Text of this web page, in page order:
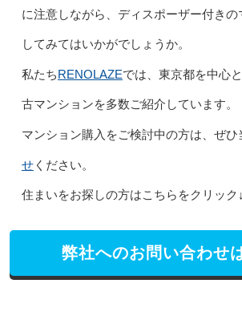
に注意しながら、ディスポーザー付き
してみてはいかがでしょうか。
私たちRENOLAZEでは、東京都を中心
古マンションを多数ご紹介しています。
マンション購入をご検討中の方は、ぜひ
せください。
住まいをお探しの方はこちらをクリック↓
弊社へのお問い合わせ